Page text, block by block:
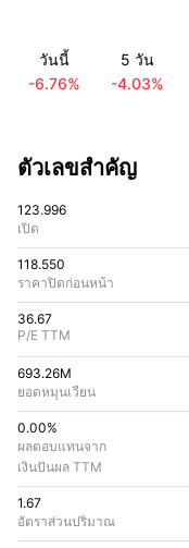
วันนี้
-6.76%
5 วัน
-4.03%
ตัวเลขสำคัญ
123.996
เปิด
36.67
P/E TTM
118.550
ราคาปิดก่อนหน้า
693.26M
ยอดหมุนเวียน
0.00%
ผลตอบแทนจาก
เงินปันผล TTM
1.67
อัตราส่วนปริมาณ